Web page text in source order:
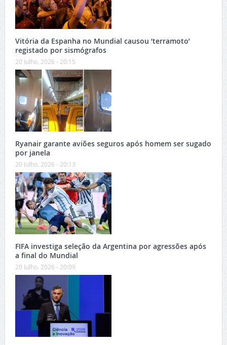
Vitória da Espanha no Mundial causou ‘terramoto’
registado por sismógrafos
20 Julho, 2026 - 20:15
Ryanair garante aviões seguros após homem ser sugado
por janela
20 Julho, 2026 - 20:13
FIFA investiga seleção da Argentina por agressões após
a final do Mundial
20 Julho, 2026 - 20:09